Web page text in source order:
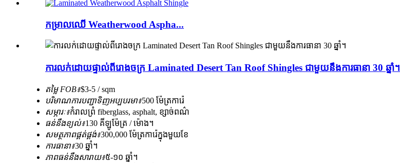
កម្រាលឈើ Weatherwood Aspha...
ការលក់ដោយផ្ទាល់ពីរោងចក្រ Laminated Desert Tan Roof Shingles ជាមួយនឹងការធានា 30 ឆ្នាំ។
តម្លៃ FOB៖$3-5 / sqm
បរិមាណការបញ្ជាទិញអប្បបរមា៖500 ម៉ែត្រការ៉េ
សម្ភារៈ៖កំរាលព្រំ fiberglass, asphalt, ខ្សាច់ពណ៌
ធន់នឹងខ្យល់៖130 គីឡូម៉ែត្រ / ម៉ោង។
សមត្ថភាពផ្គត់ផ្គង់៖300,000 ម៉ែត្រការ៉េក្នុងមួយខែ
ការធានា៖30 ឆ្នាំ។
ភាពធន់នឹងសារាយ៖៥-១០ ឆ្នាំ។